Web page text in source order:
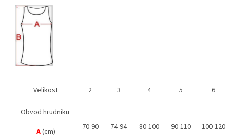
Velikost 2 3 4 5 6
Obvod hrudníku
A(cm) 70-90 74-94 80-100 90-110 100-120